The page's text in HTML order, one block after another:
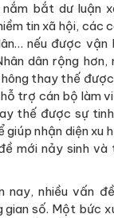
bắt dư luận
tin xã hội, các
nếu được
dân rộng hơn,
thay thế
trợ cán bộ làm
thế được sự
giúp nhận diện xu
mới nảy sinh và
nay, nhiều vấn
gian số. Một bức